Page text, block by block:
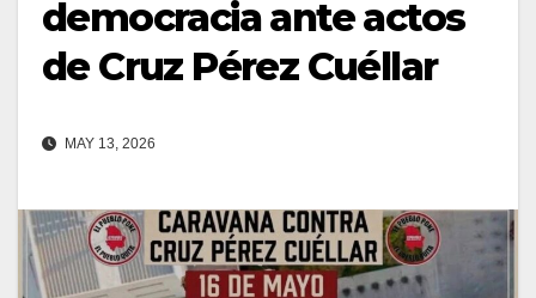
democracia ante actos
de Cruz Pérez Cuéllar
MAY 13, 2026